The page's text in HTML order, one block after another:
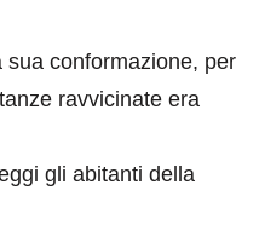
conformazione, per
ravvicinate era
gli abitanti della